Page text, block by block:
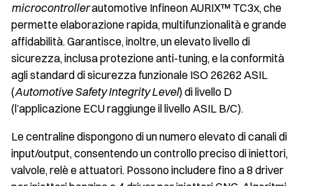
microcontrollerautomotive Infineon AURIX™ TC3x, che
permette elaborazione rapida, multifunzionalità e grande
affidabilità. Garantisce, inoltre, un elevato livello di
sicurezza, inclusa protezione anti-tuning, e la conformità
agli standard di sicurezza funzionale ISO 26262 ASIL
(Automotive Safety Integrity Level) di livello D
(l’applicazione ECU raggiunge il livello ASIL B/C).
Le centraline dispongono di un numero elevato di canali di
input/output, consentendo un controllo preciso di iniettori,
valvole, relè e attuatori. Possono includere fino a 8 driver